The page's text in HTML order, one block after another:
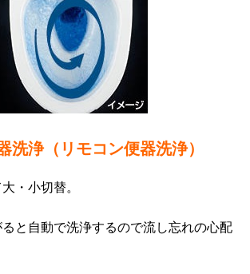
洗浄（リモコン便器洗浄）
・小切替。
と自動で洗浄するので流し忘れの心配